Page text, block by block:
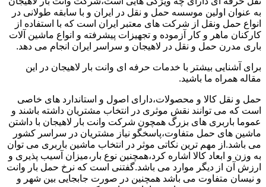
به عنوان اولین موسسه حمل و نقل در ایران و با سابقه طولانی در
انواع حمل ونقل از شرکت های معتبر ایران است که با استفاده از
کارکنان ماهر و کار آزموده و تجهیزات پیشرفته و انواع ماشین آلات
باری مدرن حمل و نقل در لاهیجان و سراسر ایران انجام می دهد.
برای آشنایی بیشتر با خدمات حرفه ای وانت بار لاهیجان در این
مقاله همراه ما باشید.
حمل و نقل کالا و محصولات،دارای اصول و استاندارد های خاصی
است که می توانند نقش موثری در انتخاب مشتریان داشته باشند و
عموما باربری های بزرگ همچون شرکت وانت بار لاهیجان با داشتن
ماشین های حمل متفاوت،پاسخگو نیاز مشتریان در سراسر کشور
می باشد.از مهم ترین نکاتی موثر در انتخاب ماشین باربری می توان
به وزن و ابعاد کالا اشاره کرد،همچنین نوع بار،میزان آسیب پذیری و
ارزش آن از دیگر موارد می باشد.گفتنی است که نرخ حمل بار وانت
و نیسان متفاوت می باشد همچنین در صورت جابجایی بین شهر و